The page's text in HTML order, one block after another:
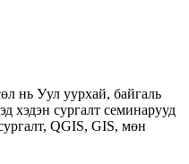
нь Уул уурхай, байгаль
хэдэн сургалт семинарууд
QGIS, GIS, мөн